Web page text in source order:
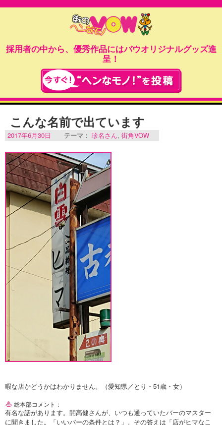
採用者の中から、優秀作品にはバウオリジナルグッズ進
呈！
こんな名前で出ています
2017年6月30日 テーマ： 珍名さん, 街角VOW
暇な店かどうかはわかりません。（愛知県／とり・51歳・女）
総本部コメント：
有名な話があります。開高健さんが、いつも通っていたバーのマスター
に聞きました。「いいバーの条件とは？」。その答えは「店がヒマなこ